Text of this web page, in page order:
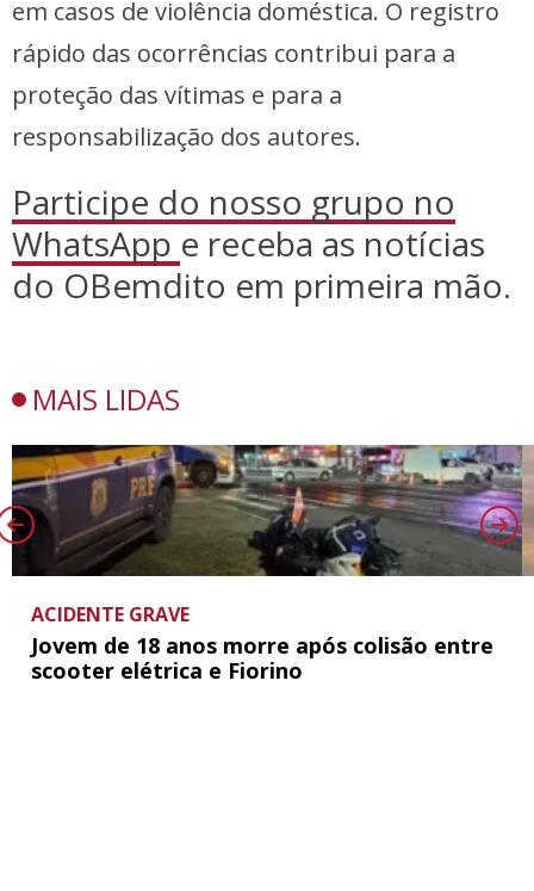
em casos de violência doméstica. O registro
rápido das ocorrências contribui para a
proteção das vítimas e para a
responsabilização dos autores.
Participe do nosso grupo no
WhatsApp e receba as notícias
do OBemdito em primeira mão.
MAIS LIDAS
ACIDENTE GRAVE
Jovem de 18 anos morre após colisão entre
scooter elétrica e Fiorino